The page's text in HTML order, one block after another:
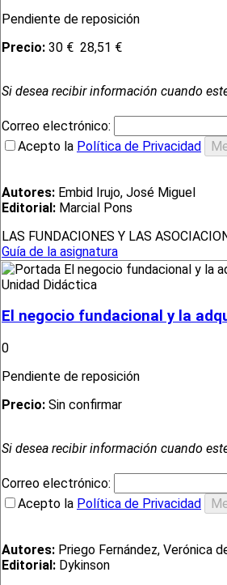
Pendiente de reposición
Precio: 30 € 28,51 €
Si desea recibir información cuando
Correo electrónico:
Acepto la Política de Privacidad
Autores: Embid Irujo, José Miguel
Editorial: Marcial Pons
LAS FUNDACIONES Y LAS
Guía de la asignatura
Unidad Didáctica
El negocio fundacional y la
0
Pendiente de reposición
Precio: Sin confirmar
Si desea recibir información cuando
Correo electrónico:
Acepto la Política de Privacidad
Autores: Priego Fernández, Verónica
Editorial: Dykinson